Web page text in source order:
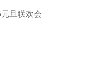
旦联欢会